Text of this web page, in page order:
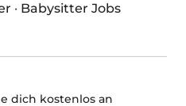
· Babysitter Jobs
dich kostenlos an